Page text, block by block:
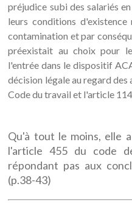
préjudice subi des salariés
leurs conditions
contamination et par
préexistait au choix pour
l'entrée dans le dispositif
décision légale au regard
Code du travail et l'article
Qu'à tout le moins, elle
l'article 455 du code
répondant pas aux
(p.38-43)